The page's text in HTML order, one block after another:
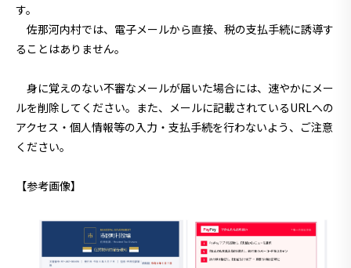
す。
佐那河内村では、電子メールから直接、税の支払手続に誘導す
ることはありません。
身に覚えのない不審なメールが届いた場合には、速やかにメー
ルを削除してください。また、メールに記載されているURLへの
アクセス・個人情報等の入力・支払手続を行わないよう、ご注意
ください。
【参考画像】